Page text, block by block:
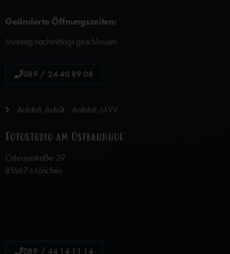
Geänderte Öffnungszeiten:
Montag nachmittags geschlossen
089 / 24 40 89 08
Anfahrt: Auto Anfahrt: MVV
Fotostudio am Ostbahnhof
Orleansstraße 39
81667 München
089 / 44 14 11 14